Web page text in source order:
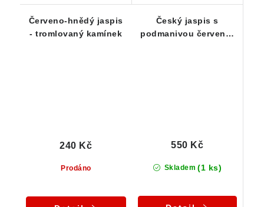
Červeno-hnědý jaspis
- tromlovaný kamínek
Prodáno
240 Kč
Český jaspis s
podmanivou červeno-
Skladem (1 ks)
550 Kč